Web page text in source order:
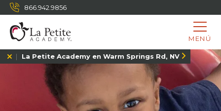
866.942.9856
MENÚ
La Petite Academy en Warm Springs Rd, NV